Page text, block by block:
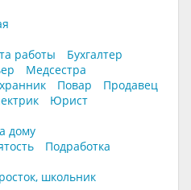
работы
Бухгалтер
Медсестра
Повар
Продавец
Юрист
дому
Подработка
школьник